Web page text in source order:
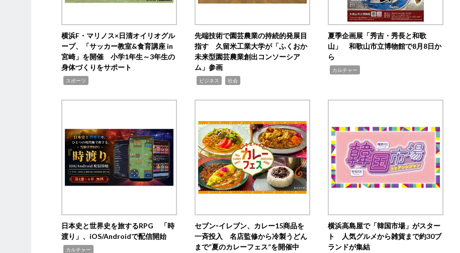
横浜F・マリノス×日清オイリオグル
ープ、「サッカー教室&食育講座 in
宮崎」を開催 小学1年生～3年生の
身体づくりをサポート
スポーツ
先端技術で園芸農業の持続的発展目
指す 久留米工業大学が「ふくおか
未来型園芸農業創出コンソーシア
ム」参画
ビジネス 社会
夏季企画展「秀吉・秀長と和歌
山」 和歌山市立博物館で8月8日か
ら
カルチャー
日本史と世界史を旅するRPG 「時
渡り」、iOS/Androidで配信開始
カルチャー
セブン‐イレブン、カレー15商品を
一斉投入 名店監修から冷製うどん
まで“夏のカレーフェス”を開催中
横浜高島屋で「韓国市場」がスター
ト 人気グルメから雑貨まで約30ブ
ランドが集結